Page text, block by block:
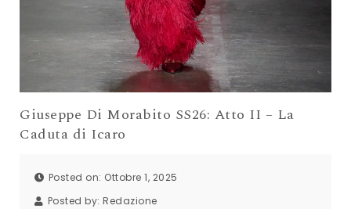
Giuseppe Di Morabito SS26: Atto II – La
Caduta di Icaro
Posted on: Ottobre 1, 2025
Posted by: Redazione